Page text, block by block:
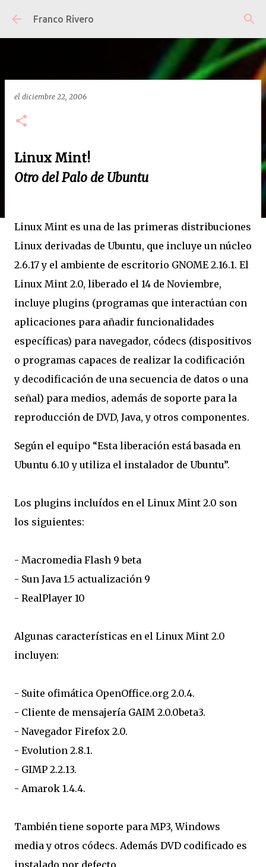
Ir al contenido principal
Franco Rivero
el diciembre 22, 2006
Linux Mint!
Otro del Palo de Ubuntu
Linux Mint es una de las primeras distribuciones
Linux derivadas de Ubuntu, que incluye un núcleo
2.6.17 y el ambiente de escritorio GNOME 2.16.1. El
Linux Mint 2.0, liberado el 14 de Noviembre,
incluye plugins (programas que interactúan con
aplicaciones para añadir funcionalidades
específicas) para navegador, códecs (dispositivos
o programas capaces de realizar la codificación
y decodificación de una secuencia de datos o una
señal) para medios, además de soporte para la
reproducción de DVD, Java, y otros componentes.
Según el equipo “Esta liberación está basada en
Ubuntu 6.10 y utiliza el instalador de Ubuntu”.
Los plugins incluídos en el Linux Mint 2.0 son
los siguientes:
- Macromedia Flash 9 beta
- Sun Java 1.5 actualización 9
- RealPlayer 10
Algunas características en el Linux Mint 2.0
incluyen:
- Suite ofimática OpenOffice.org 2.0.4.
- Cliente de mensajería GAIM 2.0.0beta3.
- Navegador Firefox 2.0.
- Evolution 2.8.1.
- GIMP 2.2.13.
- Amarok 1.4.4.
También tiene soporte para MP3, Windows
media y otros códecs. Además DVD codificado es
instalado por defecto.